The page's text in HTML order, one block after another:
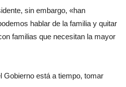
sin embargo, «han
hablar de la familia y quitar
familias que necesitan la mayor
Gobierno está a tiempo, tomar